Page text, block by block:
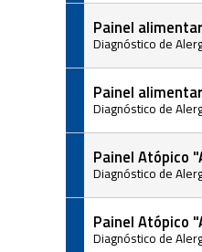
Painel
Diagnóstico de
Painel
Diagnóstico de
Painel Atópico
Diagnóstico de
Painel Atópico
Diagnóstico de